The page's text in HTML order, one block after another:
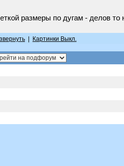
размеры по дугам - делов
Картинки Выкл.